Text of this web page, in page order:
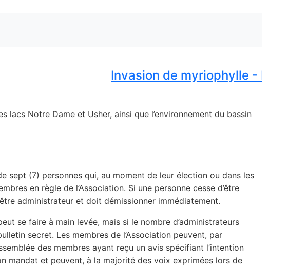
Invasion de myriophylle - Restez
Notre Dame et Usher, ainsi que l’environnement du bassin
sept (7) personnes qui, au moment de leur élection ou dans les
en règle de l’Association. Si une personne cesse d’être
administrateur et doit démissionner immédiatement.
se faire à main levée, mais si le nombre d’administrateurs
secret. Les membres de l’Association peuvent, par
des membres ayant reçu un avis spécifiant l’intention
mandat et peuvent, à la majorité des voix exprimées lors de